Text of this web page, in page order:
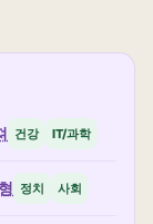
건강 IT/과학
정치 사회